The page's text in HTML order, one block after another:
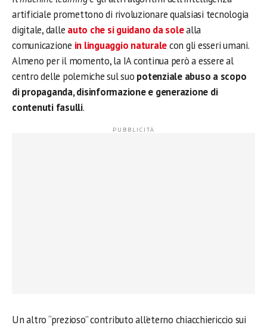
artificiale promettono di rivoluzionare qualsiasi tecnologia
digitale, dalle auto che si guidano da solealla
comunicazione in linguaggio naturalecon gli esseri umani.
Almeno per il momento, la IA continua però a essere al
centro delle polemiche sul suo potenziale abuso a scopo
di propaganda, disinformazione e generazione di
contenuti fasulli.
Un altro “prezioso” contributo all’eterno chiacchiericcio sui